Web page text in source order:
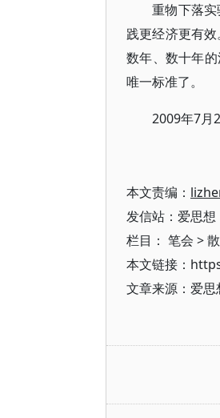
重物下落
践更经济更有
数年、数十年
唯一标准了。
2009年7月
本文责编：
发信站：爱思
栏目： 笔会 >
本文链接：
文章来源：爱